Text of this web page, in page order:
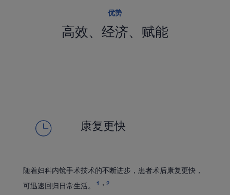
优势
高效、经济、赋能
康复更快
随着妇科内镜手术技术的不断进步，患者术后康复更快，
可迅速回归日常生活。
1 2